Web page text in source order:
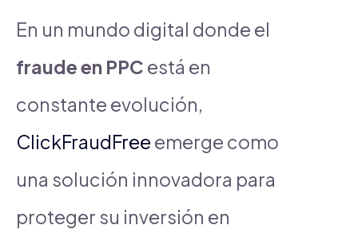
En un mundo digital donde el
fraude en PPC está en
constante evolución,
ClickFraudFree emerge como
una solución innovadora para
proteger su inversión en